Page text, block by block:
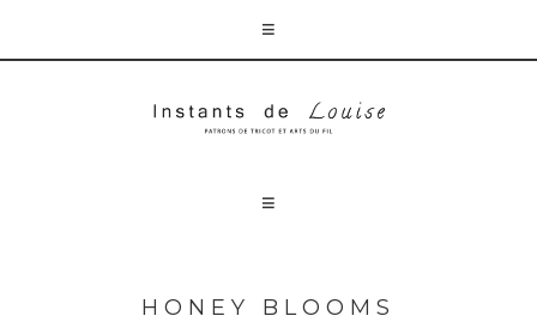
HONEY BLOOMS